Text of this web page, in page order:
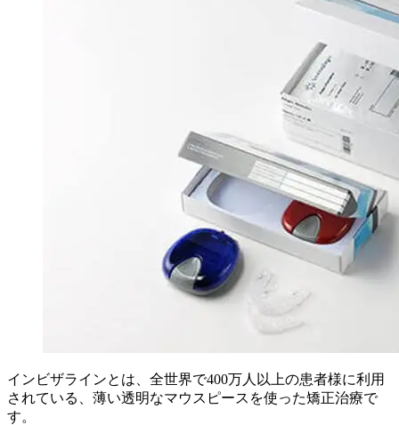
インビザラインとは、全世界で400万人以上の患者様に利用
されている、薄い透明なマウスピースを使った矯正治療で
す。